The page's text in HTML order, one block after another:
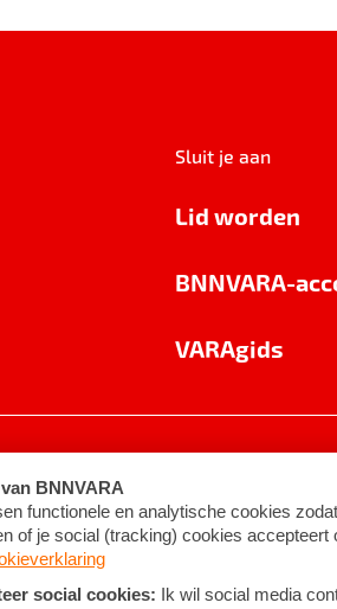
Sluit je aan
Lid worden
BNNVARA-
VARAgids
voorwaarden ©2026